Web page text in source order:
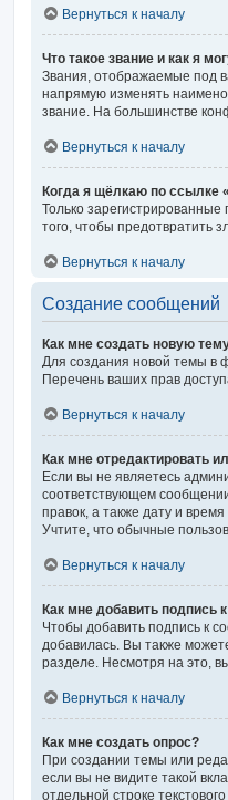
Вернуться к началу
Что такое звание и как я
Звания, отображаемые под
напрямую изменять
звание. На большинстве
Вернуться к началу
Когда я щёлкаю по ссылке
Только
того, чтобы предотвратить
Вернуться к началу
Создание сообщений
Как мне создать новую
Для создания новой темы в
Перечень ваших прав
Вернуться к началу
Как мне отредактировать
Если вы не являетесь
соответствующем
правок, а также дату и
Учтите, что обычные
Вернуться к началу
Как мне добавить подпись
Чтобы добавить подпись к
добавилась. Вы также
разделе. Несмотря на это,
Вернуться к началу
Как мне создать опрос?
При создании темы или
если вы не видите такой
отдельной строке